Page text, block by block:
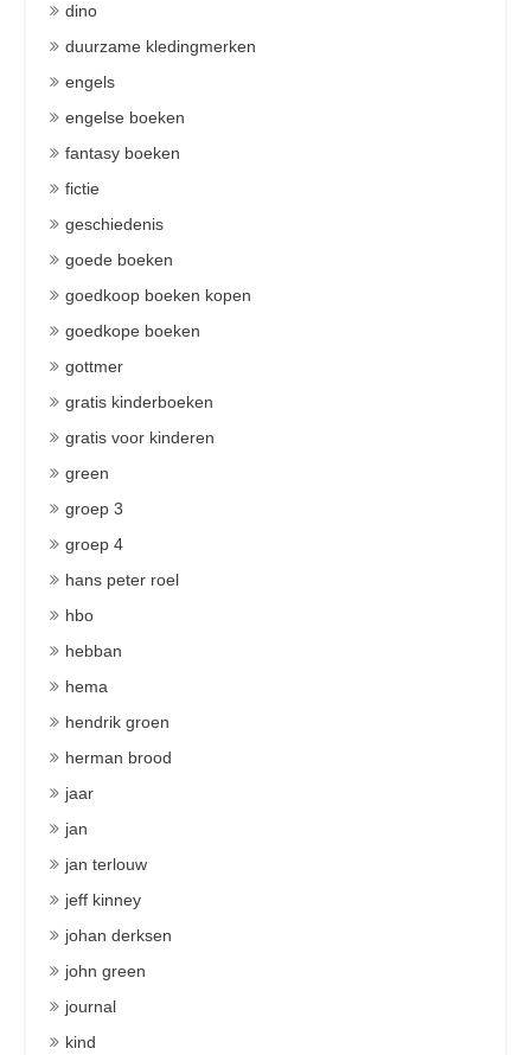
dino
duurzame kledingmerken
engels
engelse boeken
fantasy boeken
fictie
geschiedenis
goede boeken
goedkoop boeken kopen
goedkope boeken
gottmer
gratis kinderboeken
gratis voor kinderen
green
groep 3
groep 4
hans peter roel
hbo
hebban
hema
hendrik groen
herman brood
jaar
jan
jan terlouw
jeff kinney
johan derksen
john green
journal
kind